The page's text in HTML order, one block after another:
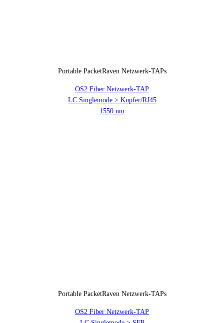
Portable PacketRaven Netzwerk-TAPs
OS2 Fiber Netzwerk-TAP
LC Singlemode > Kupfer/RJ45
1550 nm
Portable PacketRaven Netzwerk-TAPs
OS2 Fiber Netzwerk-TAP